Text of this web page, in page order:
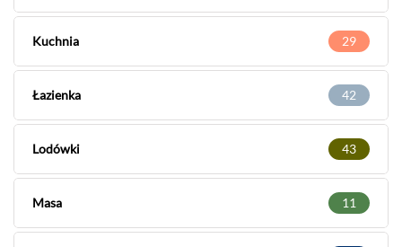
Kuchnia 29
Łazienka 42
Lodówki 43
Masa 11